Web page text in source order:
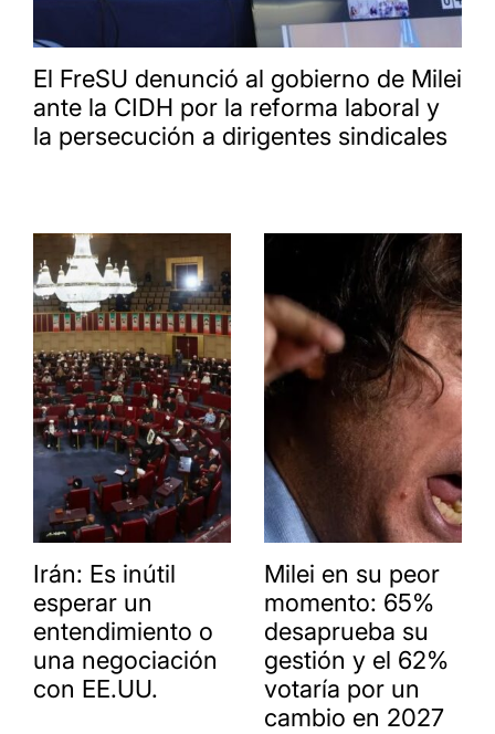
El FreSU denunció al gobierno de Milei
ante la CIDH por la reforma laboral y
la persecución a dirigentes sindicales
Irán: Es inútil
esperar un
entendimiento o
una negociación
con EE.UU.
Milei en su peor
momento: 65%
desaprueba su
gestión y el 62%
votaría por un
cambio en 2027